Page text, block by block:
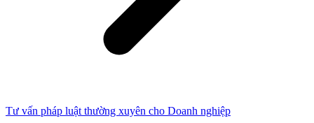
Tư vấn pháp luật thường xuyên cho Doanh nghiệp